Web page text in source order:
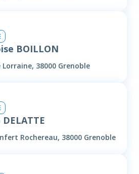
BOILLON
Lorraine, 38000 Grenoble
Rochereau, 38000 Grenoble